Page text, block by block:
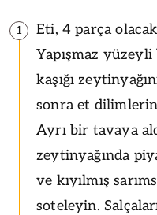
1
Eti, 4 parça
Yapışmaz
kaşığı
sonra et
Ayrı bir tavaya
zeytinyağında
ve kıyılmış
soteleyin.